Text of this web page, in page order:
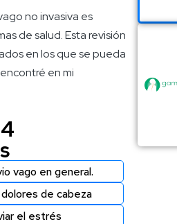
no invasiva es
de salud. Esta revisión
en los que se pueda
en mi
vago en general.
de cabeza
el estrés